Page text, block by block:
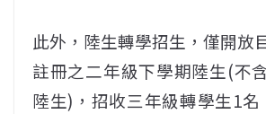
此外，陸生轉學招生，僅開放
註冊之二年級下學期陸生(不
陸生)，招收三年級轉學生1名